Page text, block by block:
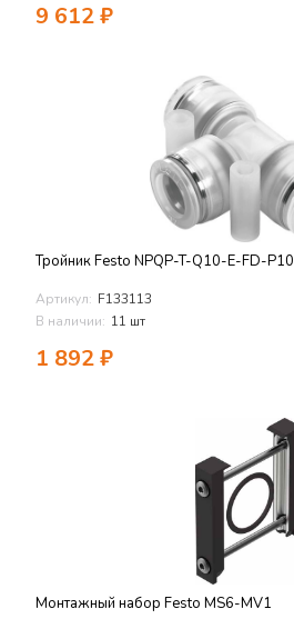
9 612₽
Тройник Festo NPQP-T-Q10-E-FD-P10
Артикул: F133113
В наличии: 11 шт
1 892₽
Монтажный набор Festo MS6-MV1